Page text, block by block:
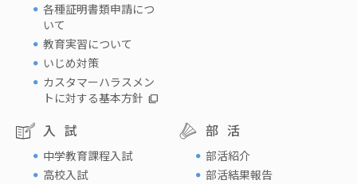
各種証明書類申請につ
いて
教育実習について
いじめ対策
カスタマーハラスメン
トに対する基本方針
入試
中学教育課程入試
高校入試
部活
部活紹介
部活結果報告